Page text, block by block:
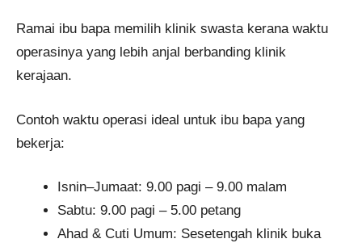
Ramai ibu bapa memilih klinik swasta kerana waktu
operasinya yang lebih anjal berbanding klinik
kerajaan.
Contoh waktu operasi ideal untuk ibu bapa yang
bekerja:
Isnin–Jumaat: 9.00 pagi – 9.00 malam
Sabtu: 9.00 pagi – 5.00 petang
Ahad & Cuti Umum: Sesetengah klinik buka